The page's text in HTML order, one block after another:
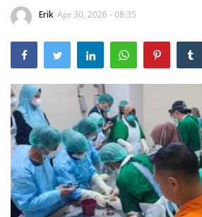
HUKUM
PERISTIWA
POLITIK
WISATA
KULINER
TO CHANEL
Erik Apr 30, 2026 - 08:35